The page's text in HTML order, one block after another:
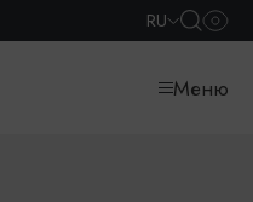
RU
Меню